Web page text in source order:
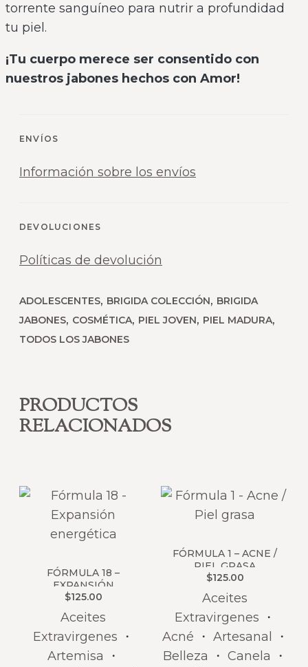
torrente sanguíneo para nutrir a profundidad
tu piel.
¡Tu cuerpo merece ser consentido con
nuestros jabones hechos con Amor!
ENVÍOS
Información sobre los envíos
DEVOLUCIONES
Políticas de devolución
ADOLESCENTES, BRIGIDA COLECCIÓN, BRIGIDA
JABONES, COSMÉTICA, PIEL JOVEN, PIEL MADURA,
TODOS LOS JABONES
PRODUCTOS
RELACIONADOS
FÓRMULA 18 –
EXPANSIÓN
ENERGÉTICA
$125.00
Aceites
Extravirgenes ・
Artemisa ・
FÓRMULA 1 – ACNE /
PIEL GRASA
$125.00
Aceites
Extravirgenes ・
Acné ・ Artesanal
・
Belleza ・ Canela ・